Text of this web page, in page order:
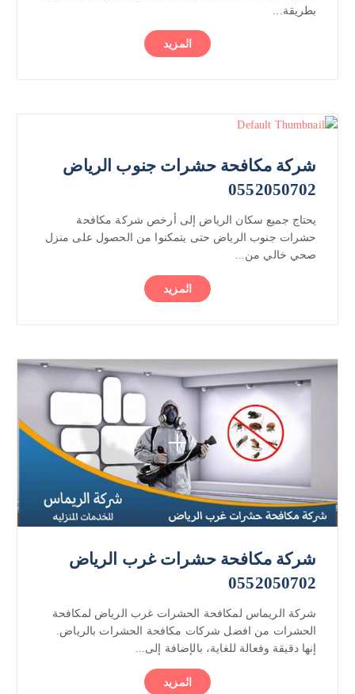
بطريقة...
المزيد
شركة مكافحة حشرات جنوب الرياض
0552050702
يحتاج جميع سكان الرياض إلى أرخص شركة مكافحة
حشرات جنوب الرياض حتى يتمكنوا من الحصول على منزل
صحي خالي من...
المزيد
شركة مكافحة حشرات غرب الرياض
0552050702
شركة الريماس لمكافحة الحشرات غرب الرياض لمكافحة
الحشرات من افضل شركات مكافحة الحشرات بالرياض.
إنها دقيقة وفعالة للغاية، بالإضافة إلى...
المزيد